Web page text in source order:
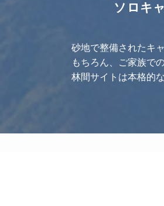
ソロキ
砂地で整備されたキ
もちろん、ご家族で
林間サイトは本格的